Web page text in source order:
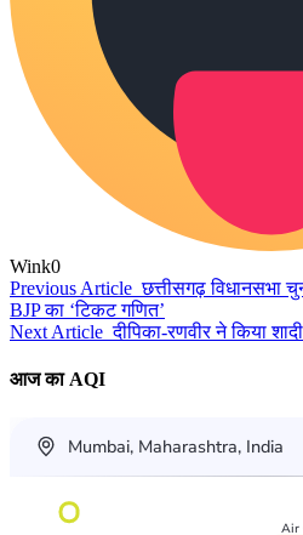
Wink0
Previous Article छत्तीसगढ़ विधानसभा
BJP का ‘टिकट गणित’
Next Article दीपिका-रणवीर ने किया
आज का AQI